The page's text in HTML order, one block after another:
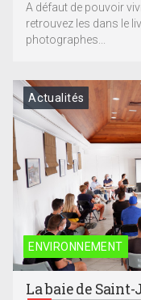
A défaut de pouvoir
retrouvez les dans le
photographes...
ENVIRONNEMENT
Actualités
La baie de